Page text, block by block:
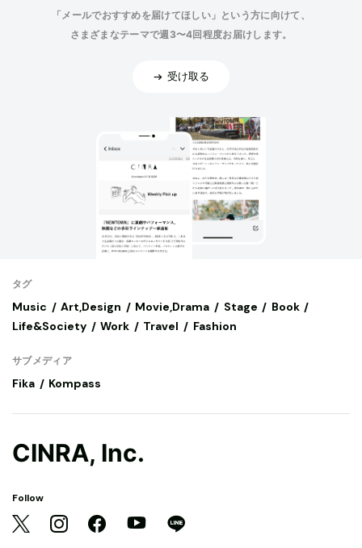
「メールでおすすめを届けてほしい」という方に向けて、
さまざまなテーマで週3〜4回程度お届けします。
受け取る
タグ
Music Art,Design Movie,Drama Stage
Book
Life&Society
Work Travel Fashion
サブメディア
Fika Kompass
CINRA, Inc.
Follow